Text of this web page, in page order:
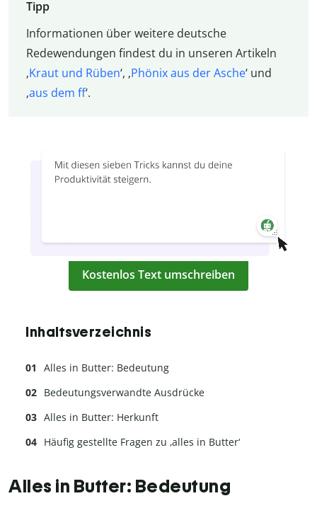
Tipp
Informationen über weitere deutsche
Redewendungen findest du in unseren Artikeln
‚Kraut und Rüben‘, ‚Phönix aus der Asche‘ und
‚aus dem ff‘.
Kostenlos Text umschreiben
Inhaltsverzeichnis
Alles in Butter: Bedeutung
Bedeutungsverwandte Ausdrücke
Alles in Butter: Herkunft
Häufig gestellte Fragen zu ‚alles in Butter‘
Alles in Butter: Bedeutung